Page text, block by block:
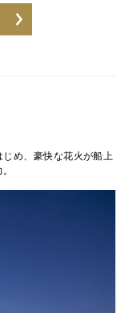
め、豪快な花火が船上